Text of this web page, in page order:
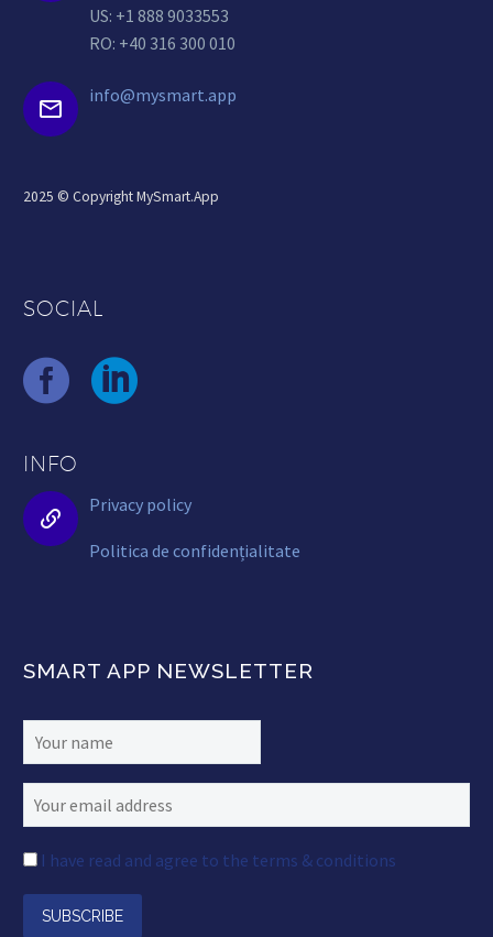
US: +1 888 9033553
RO: +40 316 300 010


info@mysmart.app
2025 © Copyright MySmart.App
SOCIAL
INFO


Privacy policy
Politica de confidențialitate
SMART APP NEWSLETTER
I have read and agree to the terms & conditions